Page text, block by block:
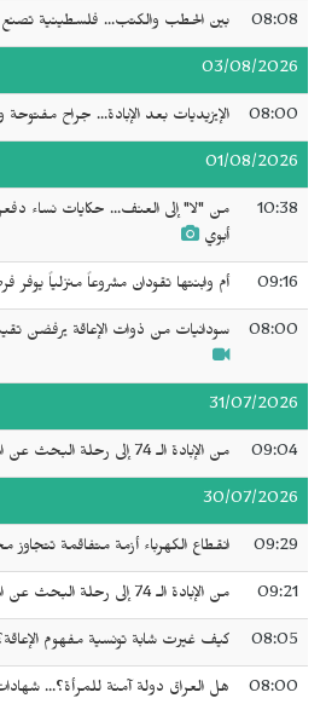
08:08 بين الحطب والكتب... فلسطينية تصنع
03/08/2026
08:00 الإيزيديات بعد الإبادة... جراح
01/08/2026
10:38
من "لا" إلى العنف... حكايات نساء
أبوي
09:16 أم وابنتها تقودان مشروعاً منزلياً يوفر
08:00 سودانيات من ذوات الإعاقة يرفضن
31/07/2026
09:04 من الإبادة الـ 74 إلى رحلة البحث عن الهوية والعدالة (6)
30/07/2026
09:29 انقطاع الكهرباء أزمة متفاقمة تتجاوز
09:21 من الإبادة الـ 74 إلى رحلة البحث عن الهوية والعدالة (5)
08:05 كيف غيرت شابة تونسية مفهوم
08:00 هل العراق دولة آمنة للمرأة؟...